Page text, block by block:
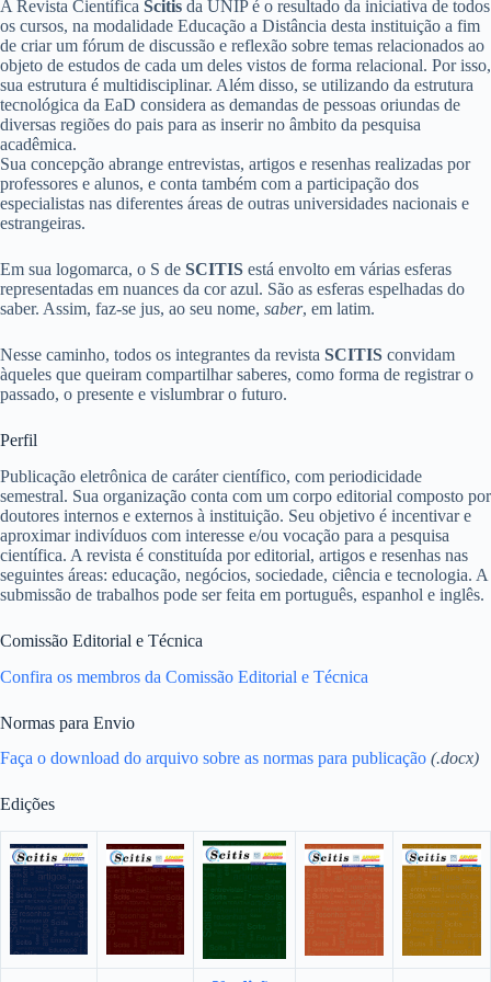
A Revista Científica Scitis da UNIP é o resultado da iniciativa de todos
os cursos, na modalidade Educação a Distância desta instituição a fim
de criar um fórum de discussão e reflexão sobre temas relacionados ao
objeto de estudos de cada um deles vistos de forma relacional. Por isso,
sua estrutura é multidisciplinar. Além disso, se utilizando da estrutura
tecnológica da EaD considera as demandas de pessoas oriundas de
diversas regiões do pais para as inserir no âmbito da pesquisa
acadêmica.
Sua concepção abrange entrevistas, artigos e resenhas realizadas por
professores e alunos, e conta também com a participação dos
especialistas nas diferentes áreas de outras universidades nacionais e
estrangeiras.
Em sua logomarca, o S de SCITIS está envolto em várias esferas
representadas em nuances da cor azul. São as esferas espelhadas do
saber. Assim, faz-se jus, ao seu nome, saber, em latim.
Nesse caminho, todos os integrantes da revista SCITIS convidam
àqueles que queiram compartilhar saberes, como forma de registrar o
passado, o presente e vislumbrar o futuro.
Perfil
Publicação eletrônica de caráter científico, com periodicidade
semestral. Sua organização conta com um corpo editorial composto por
doutores internos e externos à instituição. Seu objetivo é incentivar e
aproximar indivíduos com interesse e/ou vocação para a pesquisa
científica. A revista é constituída por editorial, artigos e resenhas nas
seguintes áreas: educação, negócios, sociedade, ciência e tecnologia. A
submissão de trabalhos pode ser feita em português, espanhol e inglês.
Comissão Editorial e Técnica
Confira os membros da Comissão Editorial e Técnica
Normas para Envio
Faça o download do arquivo sobre as normas para publicação (.docx)
Edições